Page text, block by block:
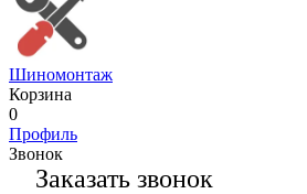
Шиномонтаж
Корзина
0
Профиль
Звонок
Заказать звонок